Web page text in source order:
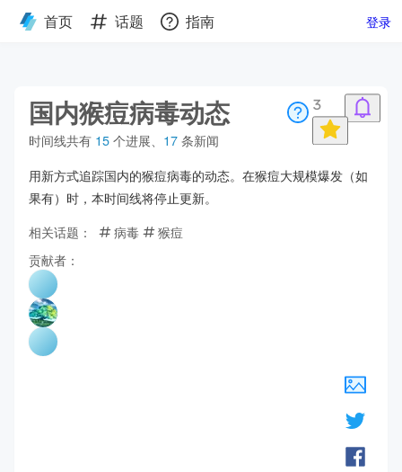
首页 话题 指南 登录
3
国内猴痘病毒动态
时间线共有 15个进展 17条新闻
用新方式追踪国内的猴痘病毒的动态。在猴痘大规模爆发（如
果有）时，本时间线将停止更新。
相关话题：
病毒
猴痘
贡献者：